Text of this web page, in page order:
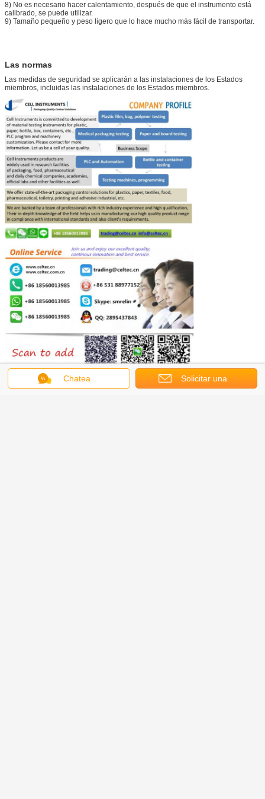
8) No es necesario hacer calentamiento, después de que el instrumento está
calibrado, se puede utilizar.
9) Tamaño pequeño y peso ligero que lo hace mucho más fácil de transportar.
Las normas
Las medidas de seguridad se aplicarán a las instalaciones de los Estados
miembros, incluidas las instalaciones de los Estados miembros.
Chatea Solicitar una